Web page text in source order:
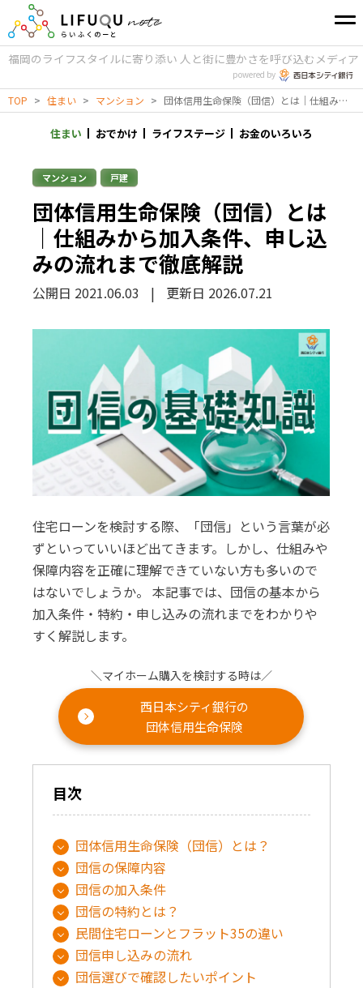
福岡のライフスタイルに寄り添い 人と街に豊かさを呼び込むメディア
powered by
TOP > 住まい > マンション > 団体信用生命保険（団信）とは｜仕組みから加入条件、申し込みの流れまで徹底解説
住まい おでかけ ライフステージ お金のいろいろ
マンション 戸建
団体信用生命保険（団信）とは
｜仕組みから加入条件、申し込
みの流れまで徹底解説
公開日 2021.06.03 | 更新日 2026.07.21
住宅ローンを検討する際、「団信」という言葉が必
ずといっていいほど出てきます。しかし、仕組みや
保障内容を正確に理解できていない方も多いので
はないでしょうか。 本記事では、団信の基本から
加入条件・特約・申し込みの流れまでをわかりや
すく解説します。
＼マイホーム購入を検討する時は／
西日本シティ銀行の
団体信用生命保険
目次
団体信用生命保険（団信）とは？
団信の保障内容
団信の加入条件
団信の特約とは？
民間住宅ローンとフラット35の違い
団信申し込みの流れ
団信選びで確認したいポイント